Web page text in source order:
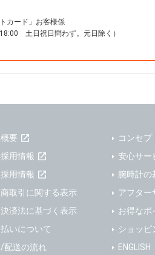
カード」お客様係
土日祝日問わず。元日除く）
要
用情報
用情報
取引に関する表示
済法に基づく表示
いについて
配送の流れ
コンセプ
安心サー
腕時計の
アフター
お得なポ
ショッピ
ENGLISH